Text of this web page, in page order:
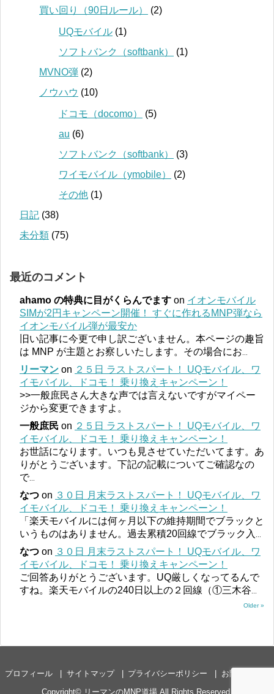
買い回り（90日ルール）
(2)
UQモバイル (1)
ソフトバンク（softbank）
(1)
MVNO弾 (2)
ノウハウ (10)
ドコモ（docomo）
(5)
au (6)
ソフトバンク（softbank）
(3)
ワイモバイル（ymobile）
(2)
その他 (1)
日記 (38)
未分類 (75)
最近のコメント
ahamo の特典に目がくらんでます on イオンモバイル
SIMが2円キャンペーン開催！ すぐに作れるMNP弾なら
イオンモバイル弾が最安か
旧い記事に今更で申し訳ございません。本ページの趣旨
は MNP が主題とお察しいたします。その場合にお
リーマン on ２５日 ラストスパート！ UQモバイル、ワ
イモバイル、ドコモ！ 乗り換えキャンペーン！
>>一般庶民さん大きな声では言えないですがマイペー
ジから変更できますよ。
一般庶民 on ２５日 ラストスパート！ UQモバイル、ワ
イモバイル、ドコモ！ 乗り換えキャンペーン！
お世話になります。いつも見させていただいてます。あ
りがとうございます。下記の記載についてご確認なの
で...
なつ on ３０日 月末ラストスパート！ UQモバイル、ワ
イモバイル、ドコモ！ 乗り換えキャンペーン！
「楽天モバイルには何ヶ月以下の維持期間でブラックと
いうものはありません。過去累積20回線でブラック入
なつ on ３０日 月末ラストスパート！ UQモバイル、ワ
イモバイル、ドコモ！ 乗り換えキャンペーン！
ご回答ありがとうございます。UQ厳しくなってるんで
すね。楽天モバイルの240日以上の２回線（①三木谷
Older »
プロフィール サイトマップ プライバシーポリシー
お問い合わせ
Copyright© リーマンのMNP道場 All Rights Reserved.